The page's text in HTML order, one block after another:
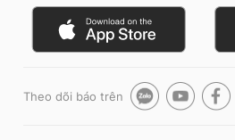
Theo dõi báo trên